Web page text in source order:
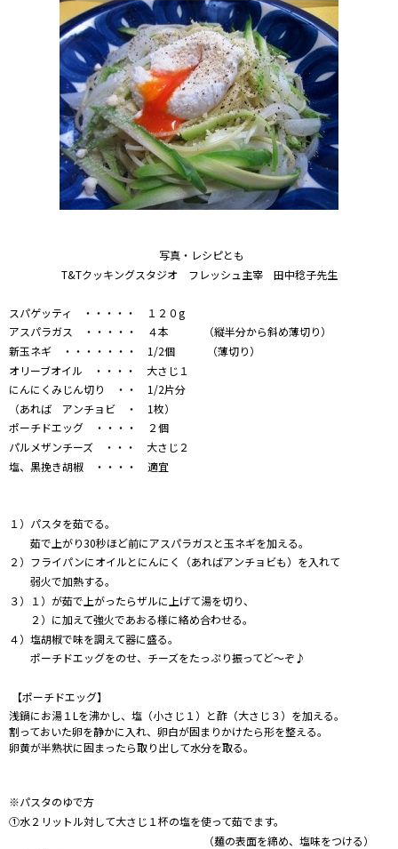
写真・レシピとも
T&Tクッキングスタジオ フレッシュ主宰 田中稔子先生
スパゲッティ ・・・・・ １２０g
アスパラガス ・・・・・ ４本 （縦半分から斜め薄切り）
新玉ネギ ・・・・・・・ 1/2個 （薄切り）
オリーブオイル ・・・・ 大さじ１
にんにくみじん切り ・・ 1/2片分
（あれば アンチョビ ・ 1枚）
ポーチドエッグ ・・・・ ２個
パルメザンチーズ ・・・ 大さじ２
塩、黒挽き胡椒 ・・・・ 適宜
１）パスタを茹でる。
茹で上がり30秒ほど前にアスパラガスと玉ネギを加える。
２）フライパンにオイルとにんにく（あればアンチョビも）を入れて
弱火で加熱する。
３）１）が茹で上がったらザルに上げて湯を切り、
２）に加えて強火であおる様に絡め合わせる。
４）塩胡椒で味を調えて器に盛る。
ポーチドエッグをのせ、チーズをたっぷり振ってど～ぞ♪
【ポーチドエッグ】
浅鍋にお湯１Lを沸かし、塩（小さじ１）と酢（大さじ３）を加える。
割っておいた卵を静かに入れ、卵白が固まりかけたら形を整える。
卵黄が半熟状に固まったら取り出して水分を取る。
※パスタのゆで方
①水２リットル対して大さじ１杯の塩を使って茹でます。
（麺の表面を締め、塩味をつける）